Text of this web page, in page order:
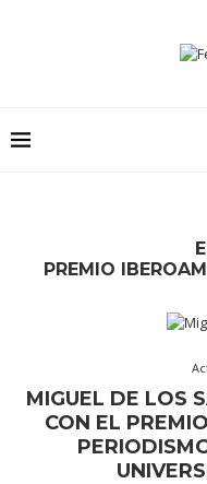
PREMIO
MIGUEL DE LOS
CON EL